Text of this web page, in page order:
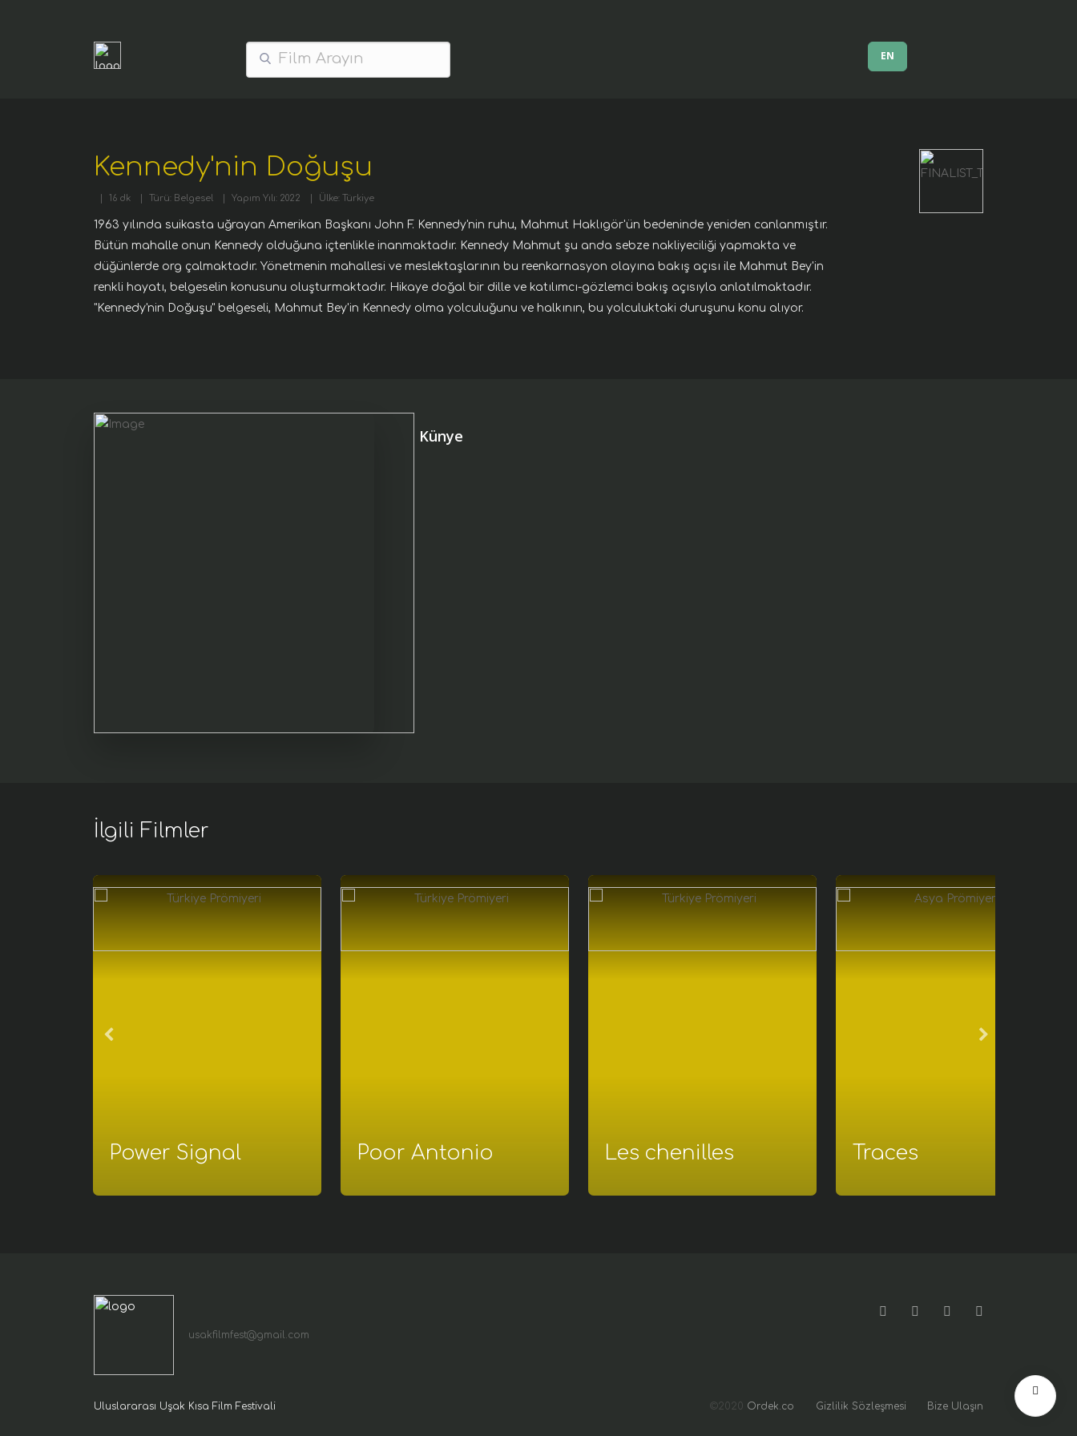
EN
Kennedy'nin Doğuşu
16 dk Türü: Belgesel Yapım Yılı: 2022 Ülke: Türkiye
1963 yılında suikasta uğrayan Amerikan Başkanı John F. Kennedy'nin ruhu, Mahmut Haklıgör'ün bedeninde yeniden canlanmıştır.
Bütün mahalle onun Kennedy olduğuna içtenlikle inanmaktadır. Kennedy Mahmut şu anda sebze nakliyeciliği yapmakta ve
düğünlerde org çalmaktadır. Yönetmenin mahallesi ve meslektaşlarının bu reenkarnasyon olayına bakış açısı ile Mahmut Bey'in
renkli hayatı, belgeselin konusunu oluşturmaktadır. Hikaye doğal bir dille ve katılımcı-gözlemci bakış açısıyla anlatılmaktadır.
"Kennedy'nin Doğuşu" belgeseli, Mahmut Bey'in Kennedy olma yolculuğunu ve halkının, bu yolculuktaki duruşunu konu alıyor.
Künye
İlgili Filmler
Power Signal Poor Antonio Les chenilles Traces
usakfilmfest@gmail.com
Uluslararası Uşak Kısa Film Festivali ©2020 Ordek.co Gizlilik Sözleşmesi Bize Ulaşın